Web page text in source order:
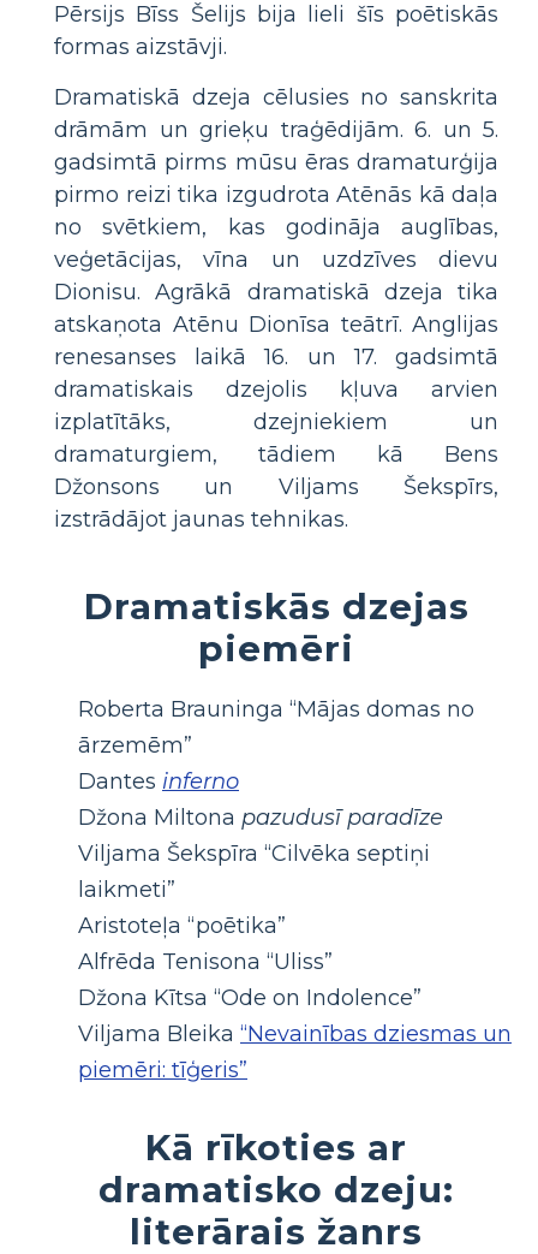
Pērsijs Bīss Šelijs bija lieli šīs poētiskās
formas aizstāvji.
Dramatiskā dzeja cēlusies no sanskrita
drāmām un grieķu traģēdijām. 6. un 5.
gadsimtā pirms mūsu ēras dramaturģija
pirmo reizi tika izgudrota Atēnās kā daļa
no svētkiem, kas godināja auglības,
veģetācijas, vīna un uzdzīves dievu
Dionisu. Agrākā dramatiskā dzeja tika
atskaņota Atēnu Dionīsa teātrī. Anglijas
renesanses laikā 16. un 17. gadsimtā
dramatiskais dzejolis kļuva arvien
izplatītāks, dzejniekiem un
dramaturgiem, tādiem kā Bens
Džonsons un Viljams Šekspīrs,
izstrādājot jaunas tehnikas.
Dramatiskās dzejas
piemēri
Roberta Brauninga “Mājas domas no
ārzemēm”
Dantes inferno
Džona Miltona pazudusī paradīze
Viljama Šekspīra “Cilvēka septiņi
laikmeti”
Aristoteļa “poētika”
Alfrēda Tenisona “Uliss”
Džona Kītsa “Ode on Indolence”
Viljama Bleika “Nevainības dziesmas un
piemēri: tīģeris”
Kā rīkoties ar
dramatisko dzeju:
literārais žanrs